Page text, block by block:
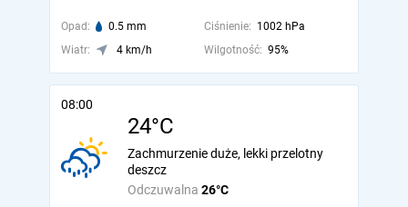
Opad: 0.5 mm Ciśnienie: 1002 hPa
Wiatr:
4 km/h Wilgotność: 95%
08:00
24°C
Odczuwalna 26°C
Zachmurzenie duże, lekki przelotny
deszcz